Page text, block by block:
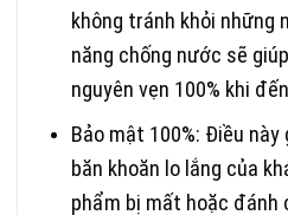
không tránh khỏi những
năng chống nước sẽ
nguyên vẹn 100% khi
Bảo mật 100%: Điều
băn khoăn lo lắng của
phẩm bị mất hoặc đánh